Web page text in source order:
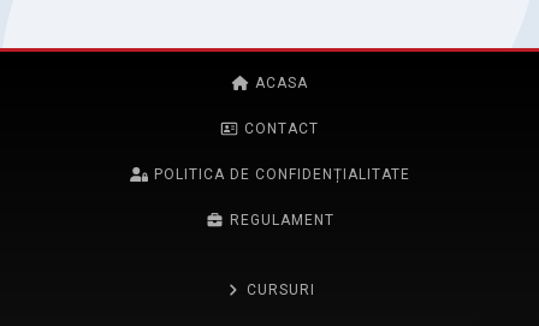
ACASA
CONTACT
POLITICA DE CONFIDENȚIALITATE
REGULAMENT
CURSURI